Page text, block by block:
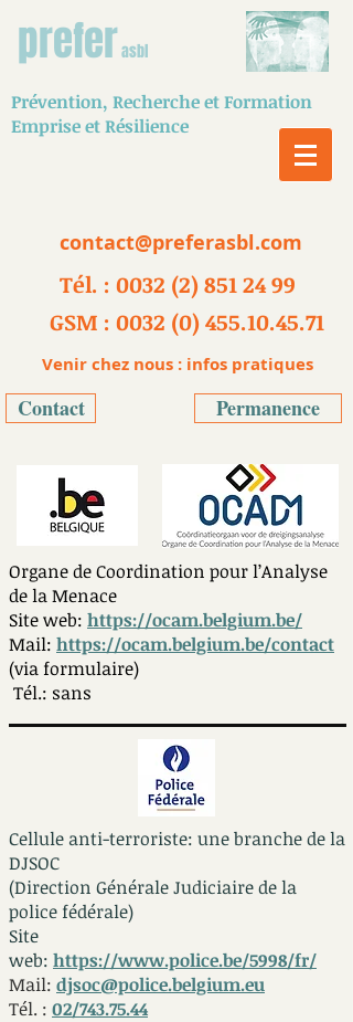
preferasbl
Prévention, Rechercheet Formation
Emprise et Résilience
contact@preferasbl.com
Tél. : 0032 (2) 851 24 99
GSM : 0032 (0) 455.10.45.71
Venir chez nous : infos pratiques
Contact Permanence
Organe de Coordination pour l’Analyse
de la Menace
Site web: https://ocam.belgium.be/
Mail: https://ocam.belgium.be/contact
(via formulaire)
Tél.: sans
Cellule anti-terroriste: une branche de la
DJSOC
(Direction Générale Judiciaire de la
police fédérale)
Site
web: https://www.police.be/5998/fr/
Mail: djsoc@police.belgium.eu
Tél. : 02/743.75.44